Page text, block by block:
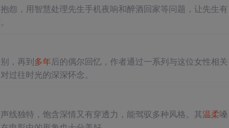
怨，用智慧处理先生手机夜响和醉酒回家等问题，让先生有
，再到多年后的偶尔回忆，作者通过一系列与这位女性相关
过往时光的深深怀念。
线独特，饱含深情又有穿透力，能驾驭多种风格。其温柔嗓